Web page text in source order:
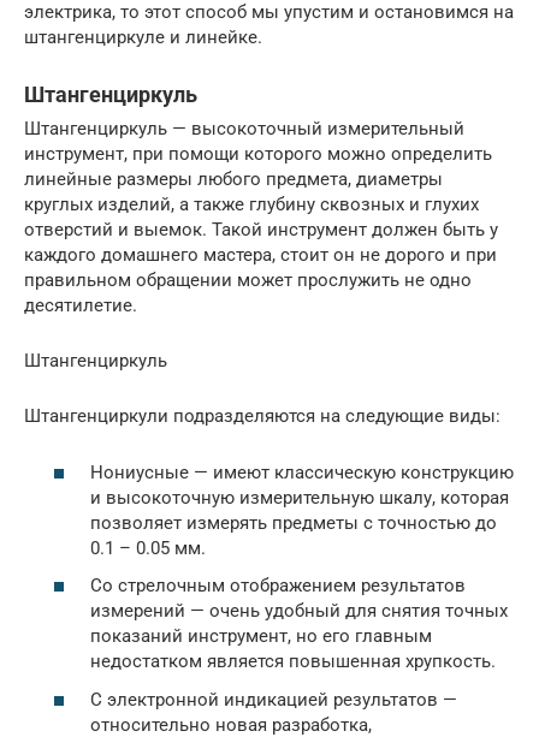
электрика, то этот способ мы упустим и остановимся на
штангенциркуле и линейке.
Штангенциркуль
Штангенциркуль — высокоточный измерительный
инструмент, при помощи которого можно определить
линейные размеры любого предмета, диаметры
круглых изделий, а также глубину сквозных и глухих
отверстий и выемок. Такой инструмент должен быть у
каждого домашнего мастера, стоит он не дорого и при
правильном обращении может прослужить не одно
десятилетие.
Штангенциркуль
Штангенциркули подразделяются на следующие виды:
Нониусные — имеют классическую конструкцию
и высокоточную измерительную шкалу, которая
позволяет измерять предметы с точностью до
0.1 – 0.05 мм.
Со стрелочным отображением результатов
измерений — очень удобный для снятия точных
показаний инструмент, но его главным
недостатком является повышенная хрупкость.
С электронной индикацией результатов —
относительно новая разработка,